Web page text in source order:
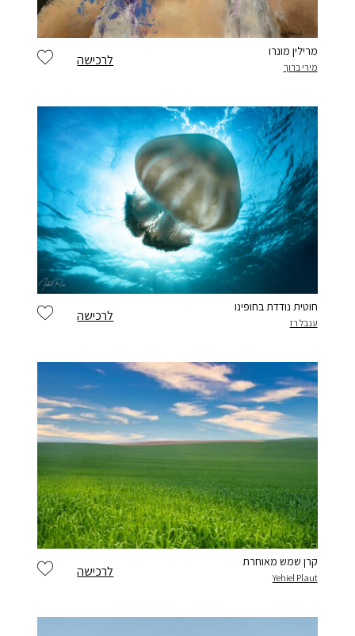
לרכישה
מרילין מונרו
מירי ברוך
לרכישה
חוטית נודדת בחופינו
ענבל רז
לרכישה
קרן שמש מאוחרת
Yehiel Plaut